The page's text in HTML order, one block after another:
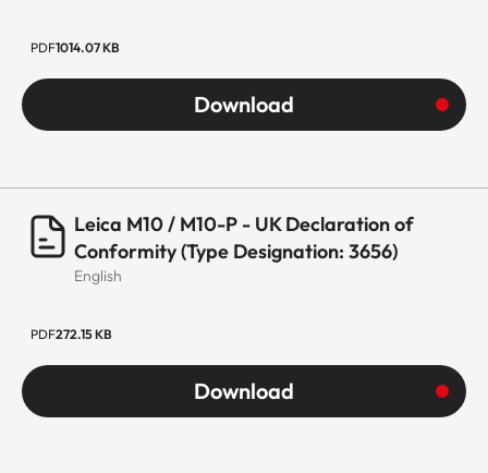
PDF1014.07 KB
Download
Leica M10 / M10-P - UK Declaration of
Conformity (Type Designation: 3656)
English
PDF272.15 KB
Download